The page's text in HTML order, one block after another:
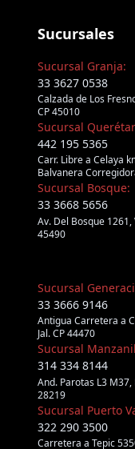
Sucursales
Sucursal Granja:
33 3627 0538
Calzada de Los
CP 45010
Sucursal
442 195 5365
Carr. Libre a Celaya
Balvanera
Sucursal Bosque:
33 3668 5656
Av. Del Bosque
45490
Sucursal
33 3666 9146
Antigua Carretera a
Jal. CP 44470
Sucursal
314 334 8144
And. Parotas L3
28219
Sucursal Puerto
322 290 3500
Carretera a Tepic